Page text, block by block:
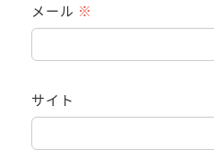
メール ※
サイト